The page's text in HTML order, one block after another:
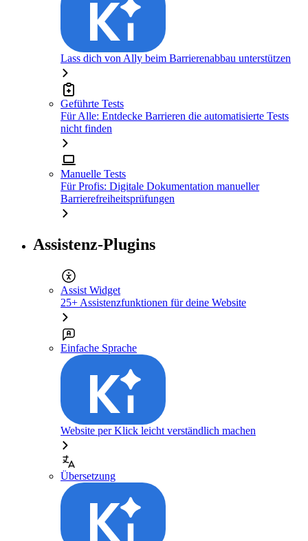
Lass dich von Ally beim Barrierenabbau unterstützen
Geführte Tests
Für Alle: Entdecke Barrieren die automatisierte Tests
nicht finden
Manuelle Tests
Für Profis: Digitale Dokumentation manueller
Barrierefreiheitsprüfungen
Assistenz-Plugins
Assist Widget
25+ Assistenzfunktionen für deine Website
Einfache Sprache
Website per Klick leicht verständlich machen
Übersetzung